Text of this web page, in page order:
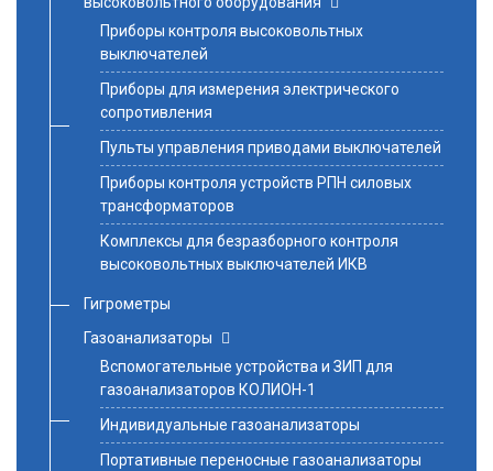
Приборы контроля высоковольтных
выключателей
Приборы для измерения электрического
сопротивления
Пульты управления приводами выключателей
Приборы контроля устройств РПН силовых
трансформаторов
Комплексы для безразборного контроля
высоковольтных выключателей ИКВ
Гигрометры
Газоанализаторы
Вспомогательные устройства и ЗИП для
газоанализаторов КОЛИОН-1
Индивидуальные газоанализаторы
Портативные переносные газоанализаторы